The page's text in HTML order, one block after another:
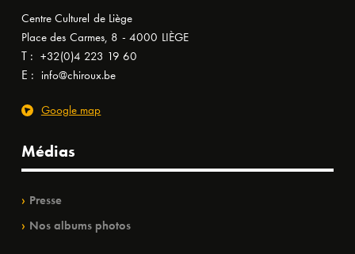
Centre Culturel de Liège
Place des Carmes, 8 - 4000 LIÈGE
T : +32(0)4 223 19 60
E : info@chiroux.be
Google map
Médias
Presse
Nos albums photos